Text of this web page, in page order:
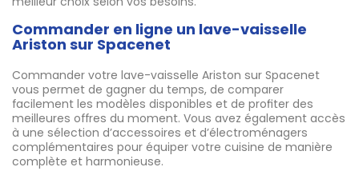
Commander en ligne un lave-vaisselle
Ariston sur Spacenet
Commander votre lave-vaisselle Ariston sur Spacenet
vous permet de gagner du temps, de comparer
facilement les modèles disponibles et de profiter des
meilleures offres du moment. Vous avez également accès
à une sélection d’accessoires et d’électroménagers
complémentaires pour équiper votre cuisine de manière
complète et harmonieuse.